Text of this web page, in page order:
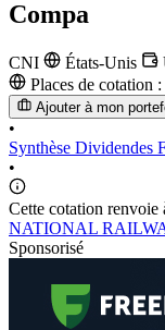
Compa
CNI États-Unis
Places de cotation :
Ajouter à mon
•
Synthèse Dividendes
•
Cette cotation
NATIONAL
Sponsorisé